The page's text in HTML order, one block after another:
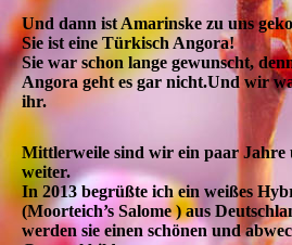
Und dann ist Amarinske zu uns
Sie ist eine Türkisch Angora!
Sie war schon lange gewunscht,
Angora geht es gar nicht.Und wir
ihr.
Mittlerweile sind wir ein paar Jahre
weiter.
In 2013 begrüßte ich ein weißes
(Moorteich’s Salome ) aus
werden sie einen schönen und